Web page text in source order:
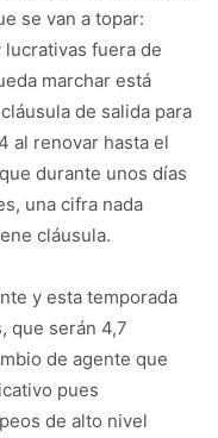
se van a topar:
fuera de
marchar está
de salida para
al renovar hasta el
durante unos días
una cifra nada
cláusula.
y esta temporada
que serán 4,7
de agente que
pues
de alto nivel